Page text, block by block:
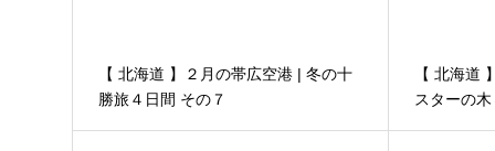
【 北海道 】２月の帯広空港 | 冬の十
勝旅４日間 その７
【 北海道
スターの